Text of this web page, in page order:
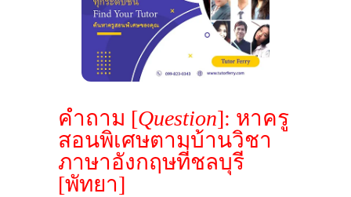
คำถาม [Question]: หาครู
สอนพิเศษตามบ้านวิชา
ภาษาอังกฤษที่ชลบุรี
[พัทยา]